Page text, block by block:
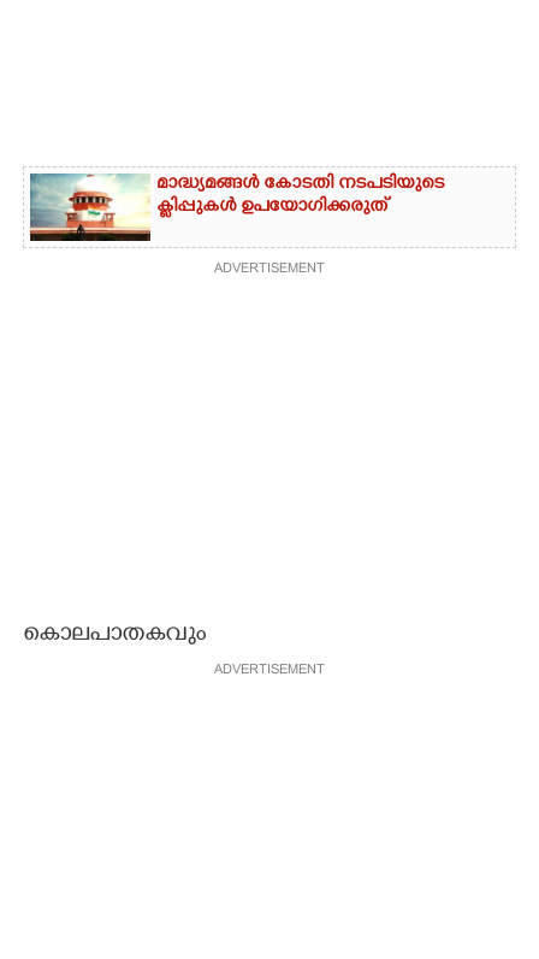
മാദ്ധ്യമങ്ങൾ കോടതി നടപടിയുടെ
ക്ലിപ്പുകൾ ഉപയോഗിക്കരുത്
ADVERTISEMENT
കൊലപാതകവും
ADVERTISEMENT